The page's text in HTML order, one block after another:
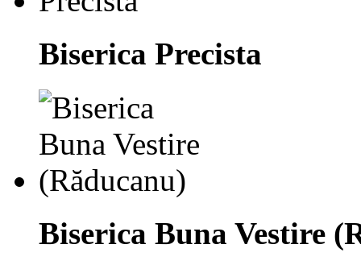
Biserica Precista
Biserica Buna Vestire